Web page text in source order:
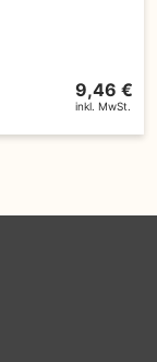
9,46 €
inkl. MwSt.